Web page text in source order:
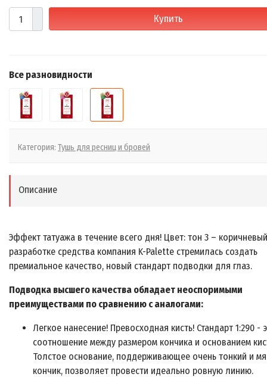
Купить
Все разновидности
Категория: Тушь для ресниц и бровей
Описание
Эффект татуажа в течение всего дня! Цвет: тон 3 –
разработке средства компания K-Palette стремилась создать
премиальное качество, новый стандарт подводки для глаз.
Подводка высшего качества обладает неоспоримыми
преимуществами по сравнению с аналогами:
Легкое нанесение! Превосходная кисть! Стандарт 1:290 -
соотношение между размером кончика и основанием
Толстое основание, поддерживающее очень тонкий и
кончик, позволяет провести идеально ровную линию.